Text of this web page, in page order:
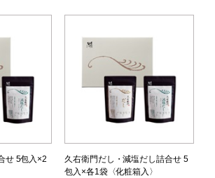
せ 5包入×2
久右衛門だし・減塩だし詰合せ 5
包入×各1袋〈化粧箱入〉